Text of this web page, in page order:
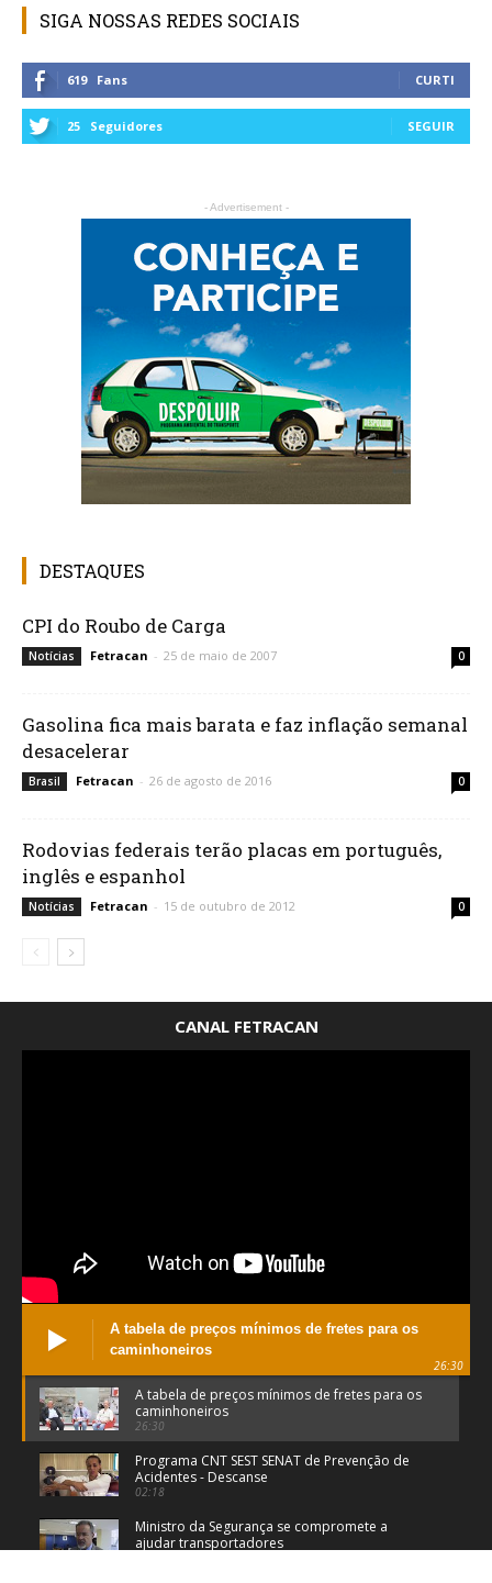
SIGA NOSSAS REDES SOCIAIS
619 Fans CURTI
25 Seguidores SEGUIR
- Advertisement -
DESTAQUES
CPI do Roubo de Carga
Notícias Fetracan - 25 de maio de 2007 0
Gasolina fica mais barata e faz inflação semanal
desacelerar
Brasil Fetracan - 26 de agosto de 2016 0
Rodovias federais terão placas em português,
inglês e espanhol
Notícias Fetracan - 15 de outubro de 2012 0
CANAL FETRACAN
A tabela de preços mínimos de fretes para os
caminhoneiros
26:30
A tabela de preços mínimos de fretes para os
caminhoneiros
26:30
Programa CNT SEST SENAT de Prevenção de
Acidentes - Descanse
02:18
Ministro da Segurança se compromete a
ajudar transportadores